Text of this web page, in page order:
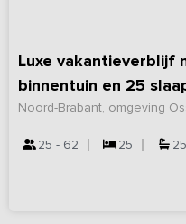
Luxe vakantieverblijf
binnentuin en 25
Noord-Brabant, omgeving
25 - 62 25 25